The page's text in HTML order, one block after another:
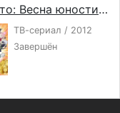
Наруто: Весна юности Рока Ли
ТВ-сериал / 2012
Завершён